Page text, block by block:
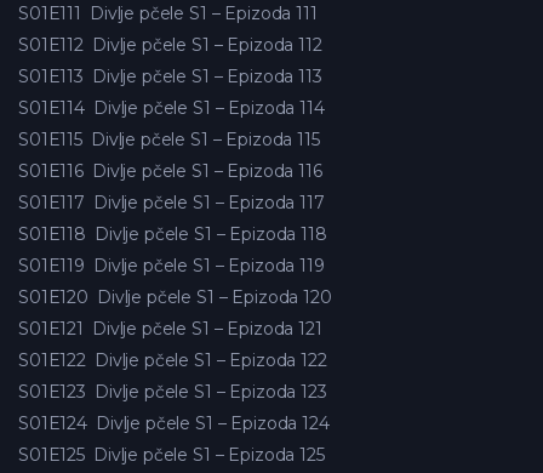
S01E111
Divlje pčele S1 – Epizoda 111
S01E112 Divlje pčele S1 – Epizoda 112
S01E113 Divlje pčele S1 – Epizoda 113
S01E114 Divlje pčele S1 – Epizoda 114
S01E115 Divlje pčele S1 – Epizoda 115
S01E116 Divlje pčele S1 – Epizoda 116
S01E117 Divlje pčele S1 – Epizoda 117
S01E118 Divlje pčele S1 – Epizoda 118
S01E119 Divlje pčele S1 – Epizoda 119
S01E120 Divlje pčele S1 – Epizoda 120
S01E121
Divlje pčele S1 – Epizoda 121
S01E122 Divlje pčele S1 – Epizoda 122
S01E123 Divlje pčele S1 – Epizoda 123
S01E124 Divlje pčele S1 – Epizoda 124
S01E125 Divlje pčele S1 – Epizoda 125